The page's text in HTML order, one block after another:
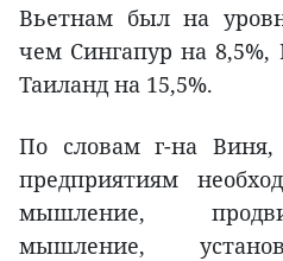
Вьетнам был на
чем Сингапур на
Таиланд на 15,5%.
По словам г-на
предприятиям
мышление,
мышление,